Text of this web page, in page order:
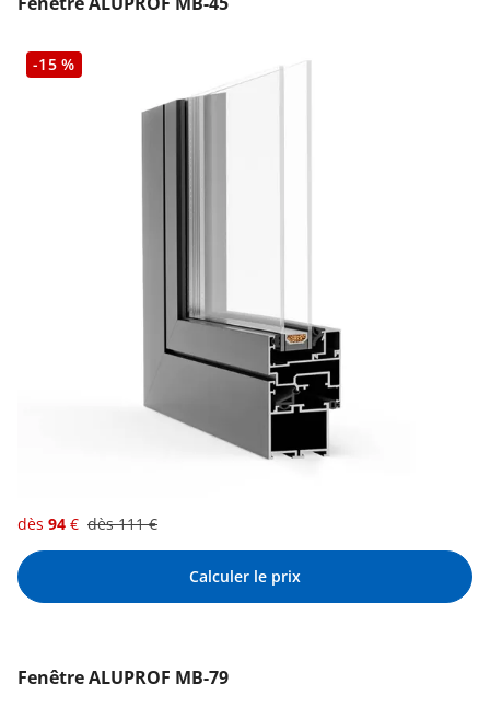
-15 %
dès 94 € dès111€
Calculer le prix
Fenêtre ALUPROF MB-79